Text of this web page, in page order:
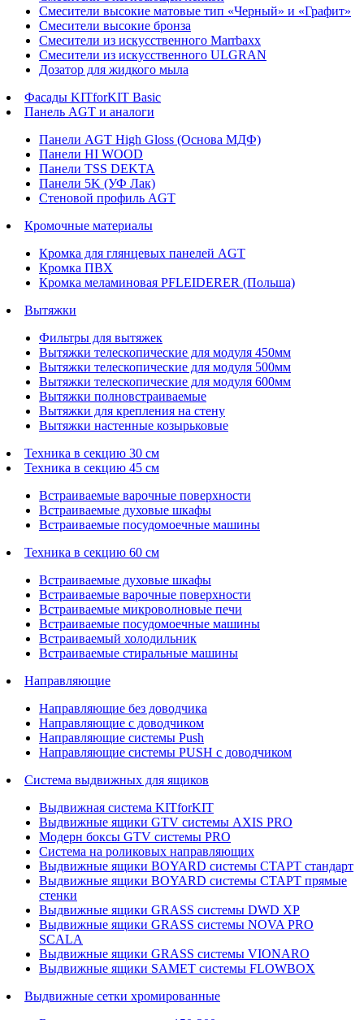
Смесители высокие матовые тип «Черный» и «Графит»
Смесители высокие бронза
Смесители из искусственного Marrbaxx
Смесители из искусственного ULGRAN
Дозатор для жидкого мыла
Фасады KITforKIT Basic
Панель AGT и аналоги
Панели AGT High Gloss (Основа МДФ)
Панели HI WOOD
Панели TSS DEKTA
Панели 5K (УФ Лак)
Стеновой профиль AGT
Кромочные материалы
Кромка для глянцевых панелей AGT
Кромка ПВХ
Кромка меламиновая PFLEIDERER (Польша)
Вытяжки
Фильтры для вытяжек
Вытяжки телескопические для модуля 450мм
Вытяжки телескопические для модуля 500мм
Вытяжки телескопические для модуля 600мм
Вытяжки полновстраиваемые
Вытяжки для крепления на стену
Вытяжки настенные козырьковые
Техника в секцию 30 см
Техника в секцию 45 см
Встраиваемые варочные поверхности
Встраиваемые духовые шкафы
Встраиваемые посудомоечные машины
Техника в секцию 60 см
Встраиваемые духовые шкафы
Встраиваемые варочные поверхности
Встраиваемые микроволновые печи
Встраиваемые посудомоечные машины
Встраиваемый холодильник
Встраиваемые стиральные машины
Направляющие
Направляющие без доводчика
Направляющие с доводчиком
Направляющие системы Push
Направляющие системы PUSH с доводчиком
Система выдвижных для ящиков
Выдвижная система KITforKIT
Выдвижные ящики GTV системы AXIS PRO
Модерн боксы GTV системы PRO
Система на роликовых направляющих
Выдвижные ящики BOYARD системы СТАРТ стандарт
Выдвижные ящики BOYARD системы СТАРТ прямые
стенки
Выдвижные ящики GRASS системы DWD XP
Выдвижные ящики GRASS системы NOVA PRO
SCALA
Выдвижные ящики GRASS системы VIONARO
Выдвижные ящики SAMET системы FLOWBOX
Выдвижные сетки хромированные